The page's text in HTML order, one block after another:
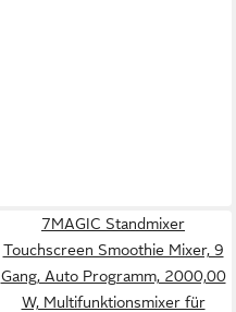
7MAGIC Standmixer
Touchscreen Smoothie Mixer, 9
Gang, Auto Programm, 2000,00
W, Multifunktionsmixer für